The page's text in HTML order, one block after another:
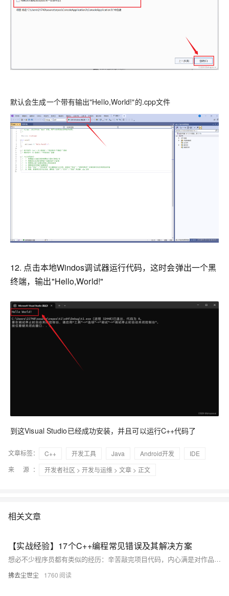
默认会生成一个带有输出"Hello,World!"的.cpp文件
12. 点击本地Windos调试器运行代码，这时会弹出一个黑
终端，输出"Hello,World!"
到这Visual Studio已经成功安装，并且可以运行C++代码了
文章标签： C++ 开发工具 Java Android开发
IDE
来 源：
开发者社区 > 开发与运维 > 文章 > 正文
相关文章
【实战经验】17个C++编程常见错误及其解决方案
想必不少程序员都有类似的经历：辛苦敲完项目代码，内心满是对作品品质的自信，然而当静态扫描工具登场时，却揭示出诸多隐藏的警告问题。为了让自己的编程之路更加顺畅，也为了持续精进技艺，我想借此机会汇总分享那些常被我们无意间忽视却又导致警告的编程小细节，以此作为对未来的自我警示和提升。
拂去尘世尘 1760